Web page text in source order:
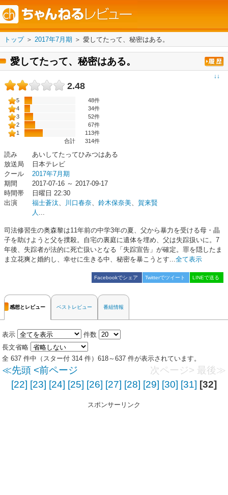
トップ＞ 2017年7月期 ＞ 愛してたって、秘密はある。
愛してたって、秘密はある。
↓↓
2.48
5
48件
4
34件
3
52件
2
67件
1
113件
合計
314件
読み
あいしてたってひみつはある
放送局
日本テレビ
クール
2017年7月期
期間
2017-07-16 ～ 2017-09-17
時間帯
日曜日 22:30
出演
福士蒼汰、 川口春奈、 鈴木保奈美、 賀来賢
人 ...
司法修習生の奥森黎は11年前の中学3年の夏、父から暴力を受ける母・晶
子を助けようと父を撲殺。自宅の裏庭に遺体を埋め、父は失踪扱いに。7
年後、失踪者が法的に死亡扱いとなる「失踪宣告」が確定。罪を隠したま
ま立花爽と婚約し、幸せに生きる中、秘密を暴こうとす...全て表示
Facebookでシェア Twitterでツイート LINEで送る
感想とレビュー ベストレビュー 番組情報
表示
件数
長文省略
全 637 件中（スター付 314 件）618～637 件が表示されています。
≪先頭 <前ページ 次ページ> 最後≫
[22] [23] [24] [25] [26] [27] [28] [29] [30] [31] [32]
スポンサーリンク